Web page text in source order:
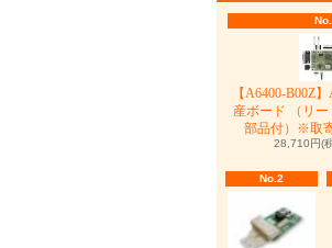
【A6400-B00Z
産ボード （リー
部品付）※取
28,710円(
No.2